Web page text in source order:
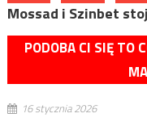
Mossad i Szinbet
PODOBA CI SIĘ TO
16 stycznia 2026